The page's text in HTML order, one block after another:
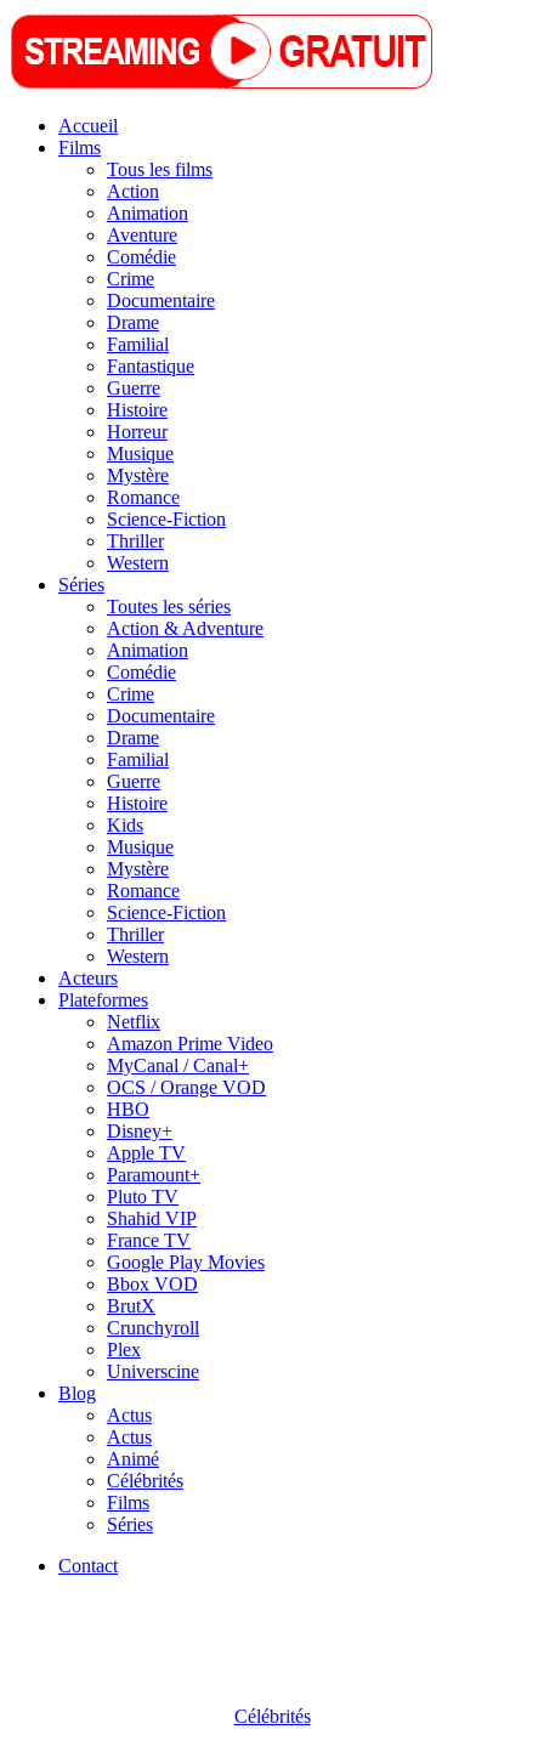
Accueil
Films
Tous les films
Action
Animation
Aventure
Comédie
Crime
Documentaire
Drame
Familial
Fantastique
Guerre
Histoire
Horreur
Musique
Mystère
Romance
Science-Fiction
Thriller
Western
Séries
Toutes les séries
Action & Adventure
Animation
Comédie
Crime
Documentaire
Drame
Familial
Guerre
Histoire
Kids
Musique
Mystère
Romance
Science-Fiction
Thriller
Western
Acteurs
Plateformes
Netflix
Amazon Prime Video
MyCanal / Canal+
OCS / Orange VOD
HBO
Disney+
Apple TV
Paramount+
Pluto TV
Shahid VIP
France TV
Google Play Movies
Bbox VOD
BrutX
Crunchyroll
Plex
Universcine
Blog
Actus
Actus
Animé
Célébrités
Films
Séries
Contact
Célébrités